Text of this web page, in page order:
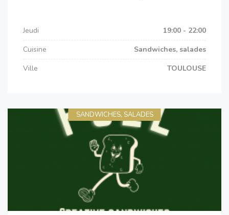
Jeudi
19:00 - 22:00
Cuisine
Sandwiches, salades
Ville
TOULOUSE
SANDWICHES, SALADES